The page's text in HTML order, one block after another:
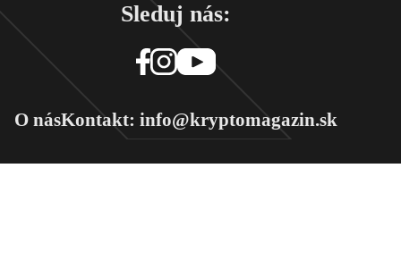
Sleduj nás:
O násKontakt: info@kryptomagazin.sk